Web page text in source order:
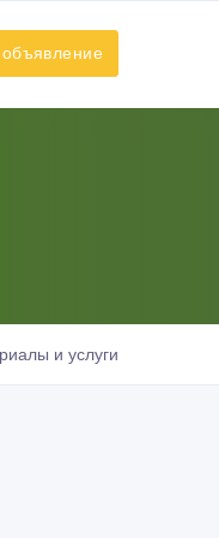
объявление
и услуги